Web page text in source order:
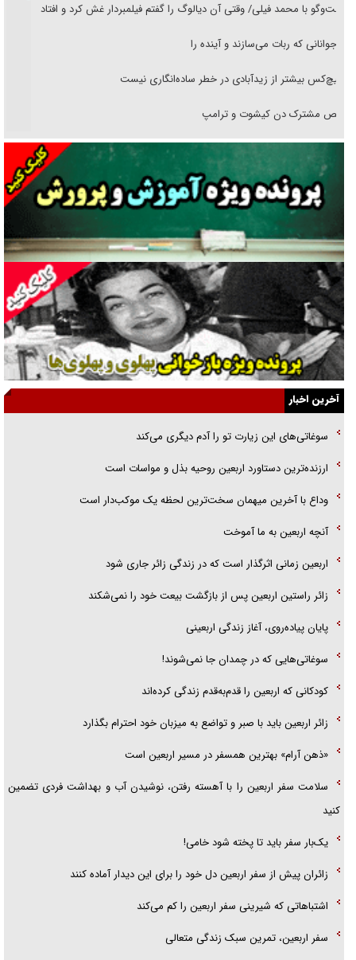
گفت‌وگو با محمد فیلی/ وقتی آن دیالوگ را گفتم فیلمبردار غش کرد و افتاد
نوجوانانی که ربات می‌سازند و آینده را
هیچ‌کس بیشتر از زیدآبادی در خطر ساده‌انگاری نیست
رقص مشترک دن کیشوت و ترامپ
دنده دولت به واگذاری مسئله‌دار ایران‌خودرو/ خصوصی‌سازی یا انحصار؟
غریزه‌ی بقا و آقای باقی و رفقا
جراحی‌های زیبایی با مدرک فوق‌دیپلم! + گفت‌وگو با متهم
گفت‌وگو با همسر یکی از شهدای جنگ رمضان/ پیکر بی‌سر شهید را از
انگشت‌های پا شناسایی کردیم
نسلی که آنلاین الگو می‌گیرد
گفت‌وگو با آیت‌الله جاودان/ جفای مخالفان مکانت معنوی رهبر شهید را
ارتقا می‌داد
راننده مست به قانون می‌خندد
همه آقای دوربینی شده‌ایم!
قصه ناتمام سرویس مدارس
آیا مقاومت فلسطین خلع‌سلاح می‌شود؟
آخرین اخبار
سوغاتی‌های این زیارت تو را آدم دیگری می‌کند
ارزنده‌ترین دستاورد اربعین روحیه بذل و مواسات است
وداع با آخرین میهمان سخت‌ترین لحظه یک موکب‌دار است
آنچه اربعین به ما آموخت
اربعین زمانی اثرگذار است که در زندگی زائر جاری شود
زائر راستین اربعین پس از بازگشت بیعت خود را نمی‌شکند
پایان پیاده‌روی، آغاز زندگی اربعینی
سوغاتی‌هایی که در چمدان جا نمی‌شوند!
کودکانی که اربعین را قدم‌به‌قدم زندگی کرده‌اند
زائر اربعین باید با صبر و تواضع به میزبان خود احترام بگذارد
«ذهن آرام» بهترین همسفر در مسیر اربعین است
سلامت سفر اربعین را با آهسته رفتن، نوشیدن آب و بهداشت فردی تضمین
کنید
یک‌بار سفر باید تا پخته شود خامی!
زائران پیش از سفر اربعین دل خود را برای این دیدار آماده کنند
اشتباهاتی که شیرینی سفر اربعین را کم می‌کند
سفر اربعین، تمرین سبک زندگی متعالی